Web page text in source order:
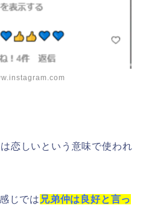
恋しいという意味で使われ
じでは 兄弟仲は良好と言っ